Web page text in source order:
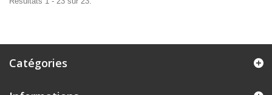
Catégories